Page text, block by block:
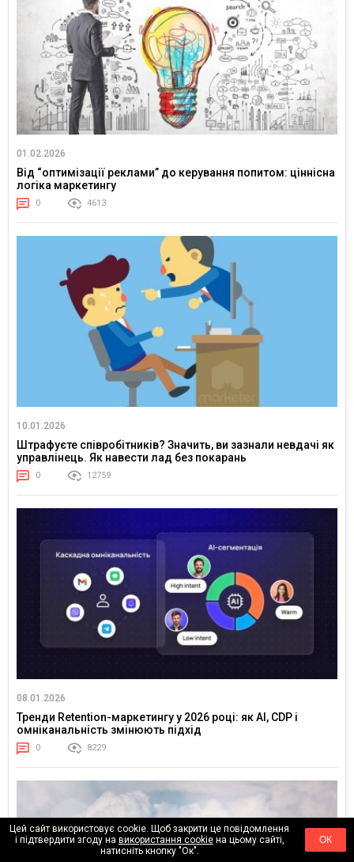
01.02.2026
Від “оптимізації реклами” до керування попитом: ціннісна
логіка маркетингу
0 4613
10.01.2026
Штрафуєте співробітників? Значить, ви зазнали невдачі як
управлінець. Як навести лад без покарань
0 12759
08.01.2026
Тренди Retention-маркетингу у 2026 році: як AI, CDP і
омніканальність змінюють підхід
0 8229
Цей сайт використовує cookie. Щоб закрити це повідомлення
і підтвердити згоду на використання cookieна цьому сайті,
натисніть кнопку "Ок".
ОК